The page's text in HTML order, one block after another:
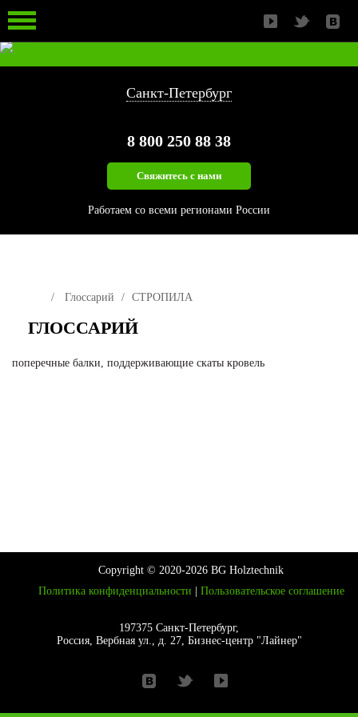
ИЗМЕЛЬЧЕНИЕ БИОМАССЫ
Санкт-Петербург
8 800 250 88 38
Свяжитесь с нами
Работаем со всеми регионами России
Глоссарий СТРОПИЛА
ГЛОССАРИЙ
поперечные балки, поддерживающие скаты кровель
Copyright © 2020-2026 BG Holztechnik
Политика конфиденциальности
Пользовательское соглашение
197375 Санкт-Петербург,
Россия, Вербная ул., д. 27, Бизнес-центр "Лайнер"